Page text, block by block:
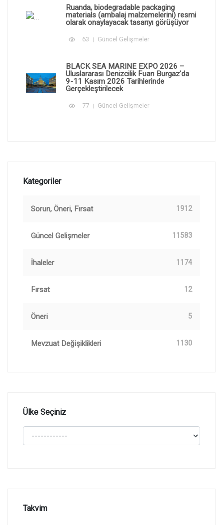
Ruanda, biodegradable packaging
materials (ambalaj malzemelerini) resmi
olarak onaylayacak tasarıyı görüşüyor
63 Güncel Gelişmeler
BLACK SEA MARINE EXPO 2026 –
Uluslararası Denizcilik Fuarı Burgaz'da
9-11 Kasım 2026 Tarihlerinde
Gerçekleştirilecek
77 Güncel Gelişmeler
Kategoriler
Sorun, Öneri, Fırsat 1912
Güncel Gelişmeler 11583
İhaleler 1174
Fırsat 12
Öneri 5
Mevzuat Değişiklikleri 1130
Ülke Seçiniz
Takvim